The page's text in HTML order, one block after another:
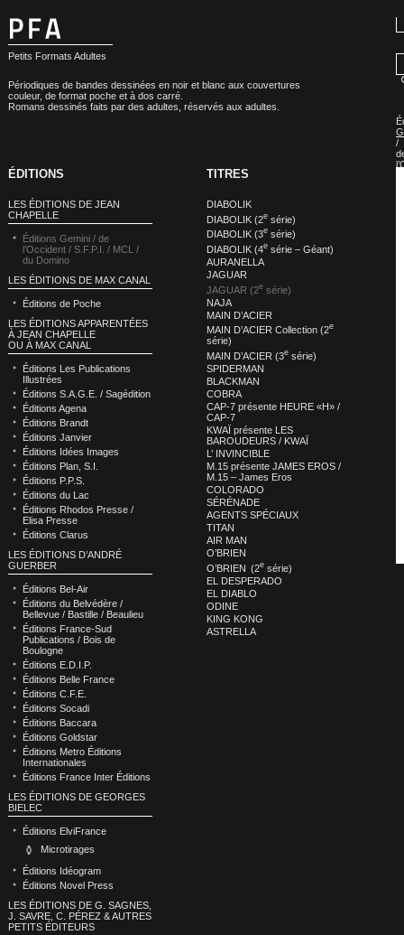
Petits Formats Adultes
Périodiques de bandes dessinées en noir et blanc aux couvertures
couleur, de format poche et à dos carré.
Romans dessinés faits par des adultes, réservés aux adultes.
/
ÉDITIONS
LES ÉDITIONS DE JEAN
CHAPELLE
Éditions Gemini / de
l’Occident / S.F.P.I. / MCL /
du Domino
LES ÉDITIONS DE MAX CANAL
Éditions de Poche
LES ÉDITIONS APPARENTÉES
À JEAN CHAPELLE
OU À MAX CANAL
Éditions Les Publications
Illustrées
Éditions S.A.G.E. / Sagédition
Éditions Agena
Éditions Brandt
Éditions Janvier
Éditions Idées Images
Éditions Plan, S.I.
Éditions P.P.S.
Éditions du Lac
Éditions Rhodos Presse /
Elisa Presse
Éditions Clarus
LES ÉDITIONS D’ANDRÉ
GUERBER
Éditions Bel-Air
Éditions du Belvédère /
Bellevue / Bastille / Beaulieu
Éditions France-Sud
Publications / Bois de
Boulogne
Éditions E.D.I.P.
Éditions Belle France
Éditions C.F.E.
Éditions Socadi
Éditions Baccara
Éditions Goldstar
Éditions Metro Éditions
Internationales
Éditions France Inter Éditions
LES ÉDITIONS DE GEORGES
BIELEC
Éditions ElviFrance
Microtirages
Éditions Idéogram
Éditions Novel Press
LES ÉDITIONS DE G. SAGNES,
J. SAVRE, C. PÉREZ & AUTRES
PETITS ÉDITEURS
TITRES
DIABOLIK
DIABOLIK (2esérie)
DIABOLIK (3esérie)
DIABOLIK (4esérie – Géant)
AURANELLA
JAGUAR
JAGUAR (2esérie)
NAJA
MAIN D’ACIER
MAIN D’ACIER Collection (2e
série)
MAIN D’ACIER (3esérie)
SPIDERMAN
BLACKMAN
COBRA
CAP-7 présente HEURE «H» /
CAP-7
KWAÏ présente LES
BAROUDEURS / KWAÏ
L’ INVINCIBLE
M.15 présente JAMES EROS /
M.15 – James Eros
COLORADO
SÉRÉNADE
AGENTS SPÉCIAUX
TITAN
AIR MAN
O’BRIEN
O’BRIEN (2esérie)
EL DESPERADO
EL DIABLO
ODINE
KING KONG
ASTRELLA